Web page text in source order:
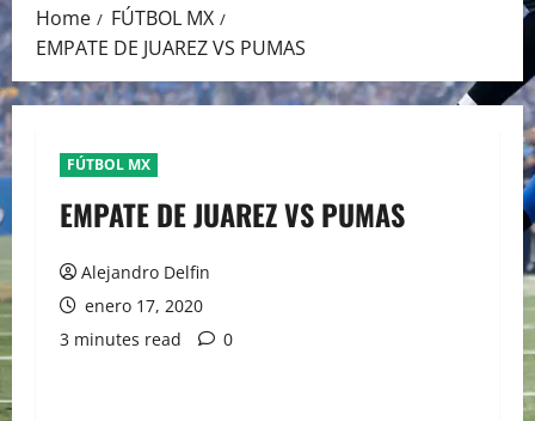
Home
FÚTBOL MX
EMPATE DE JUAREZ VS PUMAS
FÚTBOL MX
EMPATE DE JUAREZ VS PUMAS
Alejandro Delfin
enero 17, 2020
3 minutes read
0